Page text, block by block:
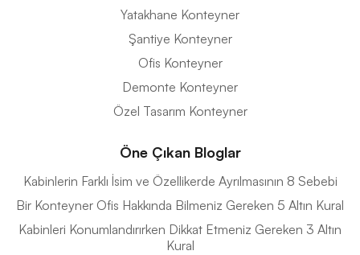
Yatakhane Konteyner
Şantiye Konteyner
Ofis Konteyner
Demonte Konteyner
Özel Tasarım Konteyner
Öne Çıkan Bloglar
Kabinlerin Farklı İsim ve Özellikerde Ayrılmasının 8 Sebebi
Bir Konteyner Ofis Hakkında Bilmeniz Gereken 5 Altın Kural
Kabinleri Konumlandırırken Dikkat Etmeniz Gereken 3 Altın
Kural